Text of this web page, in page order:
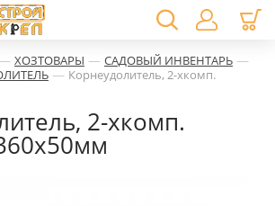
— ХОЗТОВАРЫ — САДОВЫЙ ИНВЕНТАРЬ —
— Корнеудолитель, 2-хкомп.
2-хкомп.